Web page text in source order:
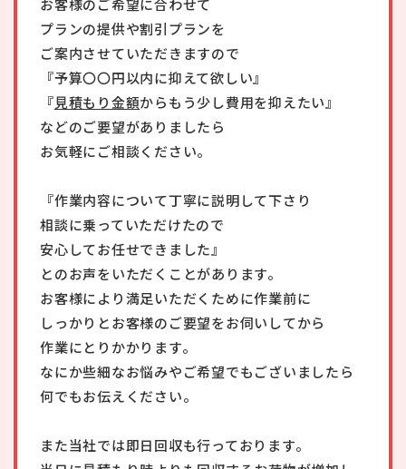
お客様のご希望に合わせて
プランの提供や割引プランを
ご案内させていただきますので
『予算〇〇円以内に抑えて欲しい』
『見積もり金額からもう少し費用を抑えたい』
などのご要望がありましたら
お気軽にご相談ください。
『作業内容について丁寧に説明して下さり
相談に乗っていただけたので
安心してお任せできました』
とのお声をいただくことがあります。
お客様により満足いただくために作業前に
しっかりとお客様のご要望をお伺いしてから
作業にとりかかります。
なにか些細なお悩みやご希望でもございましたら
何でもお伝えください。
また当社では即日回収も行っております。